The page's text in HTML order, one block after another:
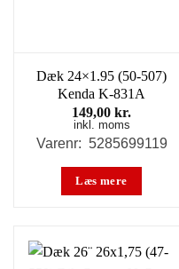
Dæk 24×1.95 (50-507)
Kenda K-831A
149,00 kr.
inkl. moms
Varenr: 5285699119
Læs mere